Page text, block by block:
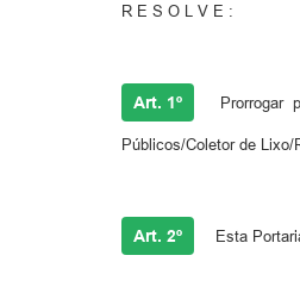
R E S O L V E :
Art. 1º Prorrogar
Públicos/Coletor de
Art. 2º Esta